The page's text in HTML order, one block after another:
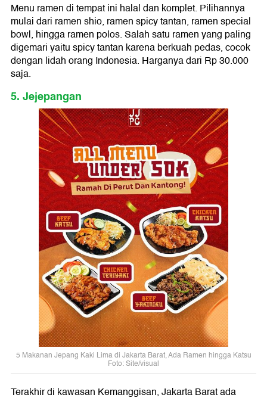
Menu ramen di tempat ini halal dan komplet. Pilihannya
mulai dari ramen shio, ramen spicy tantan, ramen special
bowl, hingga ramen polos. Salah satu ramen yang paling
digemari yaitu spicy tantan karena berkuah pedas, cocok
dengan lidah orang Indonesia. Harganya dari Rp 30.000
saja.
5. Jejepangan
5 Makanan Jepang Kaki Lima di Jakarta Barat, Ada Ramen hingga Katsu
Foto: Site/visual
Terakhir di kawasan Kemanggisan, Jakarta Barat ada